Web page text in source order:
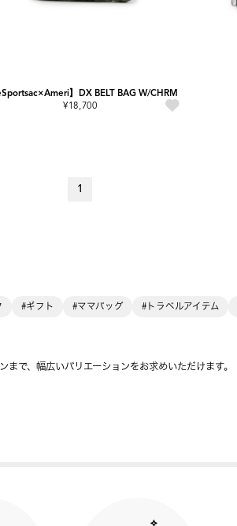
】DX BELT BAG W/CHRM
¥18,700
1
#ギフト #ママバッグ #トラベルアイテム
で、幅広いバリエーションをお求めいただけます。